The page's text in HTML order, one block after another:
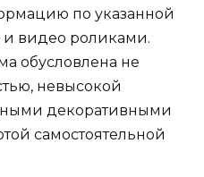
по указанной
и видео роликами.
обусловлена не
невысокой
декоративными
самостоятельной